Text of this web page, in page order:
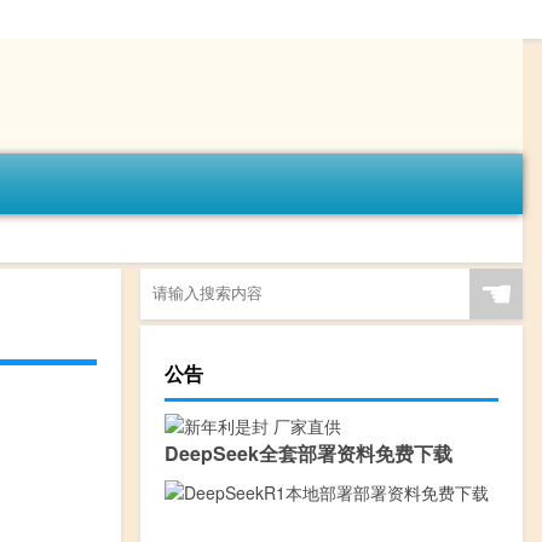
☚
公告
DeepSeek全套部署资料免费下载